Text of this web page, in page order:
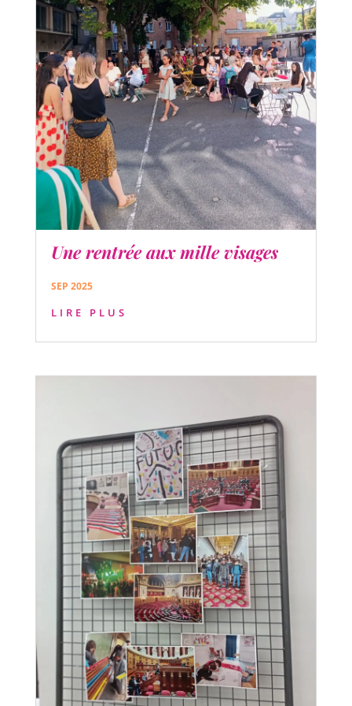
Une rentrée aux mille visages
SEP 2025
LIRE PLUS